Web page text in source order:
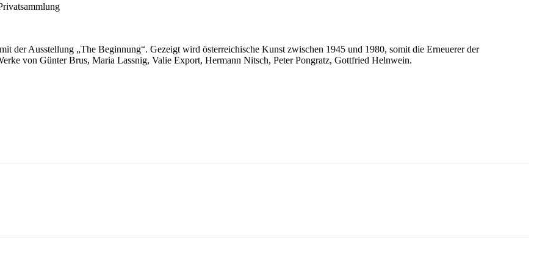
der Ausstellung „The Beginnung“. Gezeigt wird österreichische Kunst zwischen 1945 und 1980, somit die Erneuerer der
von Günter Brus, Maria Lassnig, Valie Export, Hermann Nitsch, Peter Pongratz, Gottfried Helnwein.